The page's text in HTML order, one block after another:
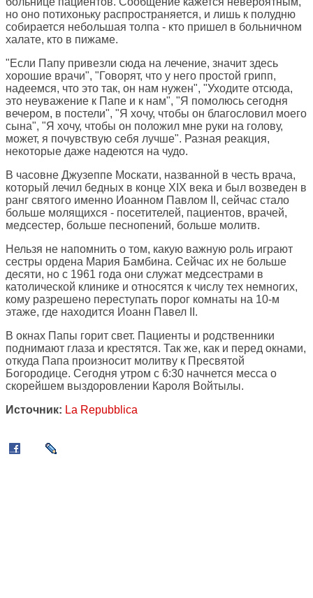
но оно потихоньку распространяется, и лишь к полудню
собирается небольшая толпа - кто пришел в больничном
халате, кто в пижаме.
"Если Папу привезли сюда на лечение, значит здесь
хорошие врачи", "Говорят, что у него простой грипп,
надеемся, что это так, он нам нужен", "Уходите отсюда,
это неуважение к Папе и к нам", "Я помолюсь сегодня
вечером, в постели", "Я хочу, чтобы он благословил моего
сына", "Я хочу, чтобы он положил мне руки на голову,
может, я почувствую себя лучше". Разная реакция,
некоторые даже надеются на чудо.
В часовне Джузеппе Москати, названной в честь врача,
который лечил бедных в конце XIX века и был возведен в
ранг святого именно Иоанном Павлом II, сейчас стало
больше молящихся - посетителей, пациентов, врачей,
медсестер, больше песнопений, больше молитв.
Нельзя не напомнить о том, какую важную роль играют
сестры ордена Мария Бамбина. Сейчас их не больше
десяти, но с 1961 года они служат медсестрами в
католической клинике и относятся к числу тех немногих,
кому разрешено переступать порог комнаты на 10-м
этаже, где находится Иоанн Павел II.
В окнах Папы горит свет. Пациенты и родственники
поднимают глаза и крестятся. Так же, как и перед окнами,
откуда Папа произносит молитву к Пресвятой
Богородице. Сегодня утром с 6:30 начнется месса о
скорейшем выздоровлении Кароля Войтылы.
Источник: La Repubblica